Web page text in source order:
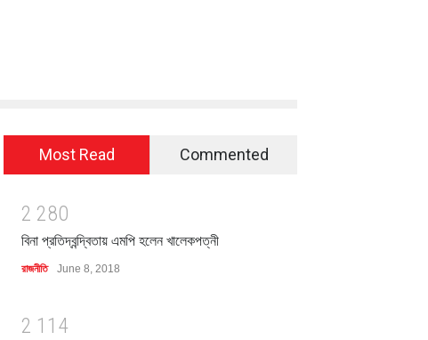
Most Read Commented
2 280
বিনা প্রতিদ্বন্দ্বিতায় এমপি হলেন খালেকপত্নী
রাজনীতি June 8, 2018
2 1 1 4